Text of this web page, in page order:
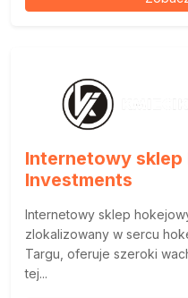
Internetowy
Investments
Internetowy sklep
zlokalizowany w sercu
Targu, oferuje szeroki
tej...